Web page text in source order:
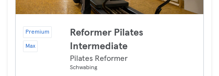
Premium
Max
Reformer Pilates
Intermediate
Pilates Reformer
Schwabing